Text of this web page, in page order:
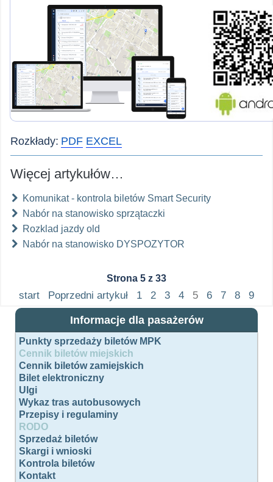
Rozkłady: PDF EXCEL
Więcej artykułów…
Komunikat - kontrola biletów Smart Security
Nabór na stanowisko sprzątaczki
Rozklad jazdy old
Nabór na stanowisko DYSPOZYTOR
Strona 5 z 33
start Poprzedni artykuł 1 2 3 4 5 6 7 8
9
koniec
Informacje dla pasażerów
Punkty sprzedaży biletów MPK
Cennik biletów miejskich
Cennik biletów zamiejskich
Bilet elektroniczny
Ulgi
Wykaz tras autobusowych
Przepisy i regulaminy
RODO
Sprzedaż biletów
Skargi i wnioski
Kontrola biletów
Kontakt